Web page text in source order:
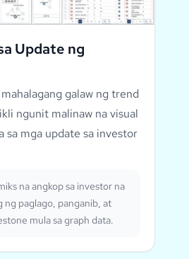
Update ng
galaw ng trend
ngunit malinaw na visual
sa mga update sa investor
na angkop sa investor na
ng paglago, panganib, at
mula sa graph data.